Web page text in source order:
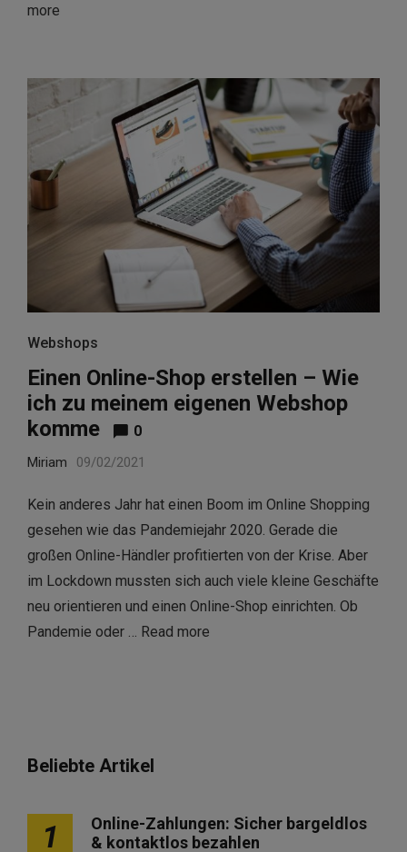
more
Webshops
Einen Online-Shop erstellen – Wie
ich zu meinem eigenen Webshop
komme
0
Miriam 09/02/2021
Kein anderes Jahr hat einen Boom im Online Shopping
gesehen wie das Pandemiejahr 2020. Gerade die
großen Online-Händler profitierten von der Krise. Aber
im Lockdown mussten sich auch viele kleine Geschäfte
neu orientieren und einen Online-Shop einrichten. Ob
Pandemie oder … Read more
Beliebte Artikel
1
Online-Zahlungen: Sicher bargeldlos
& kontaktlos bezahlen